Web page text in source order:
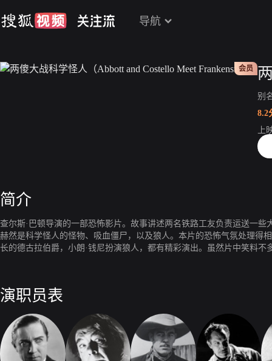
导航
会员
别
8.2
上
片
简介
查尔斯·巴顿导演的一部恐怖影片。故事讲述两名铁路工友负责运送一些
赫然是科学怪人的怪物、吸血僵尸，以及狼人。本片的恐怖气氛处理得
长的德古拉伯爵，小朗·钱尼扮演狼人，都有精彩演出。虽然片中笑料不
演职员表